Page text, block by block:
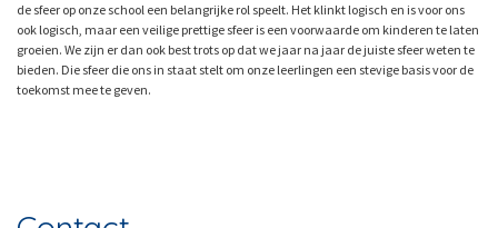
de sfeer op onze school een belangrijke rol speelt. Het klinkt logisch en is voor ons
ook logisch, maar een veilige prettige sfeer is een voorwaarde om kinderen te laten
groeien. We zijn er dan ook best trots op dat we jaar na jaar de juiste sfeer weten te
bieden. Die sfeer die ons in staat stelt om onze leerlingen een stevige basis voor de
toekomst mee te geven.